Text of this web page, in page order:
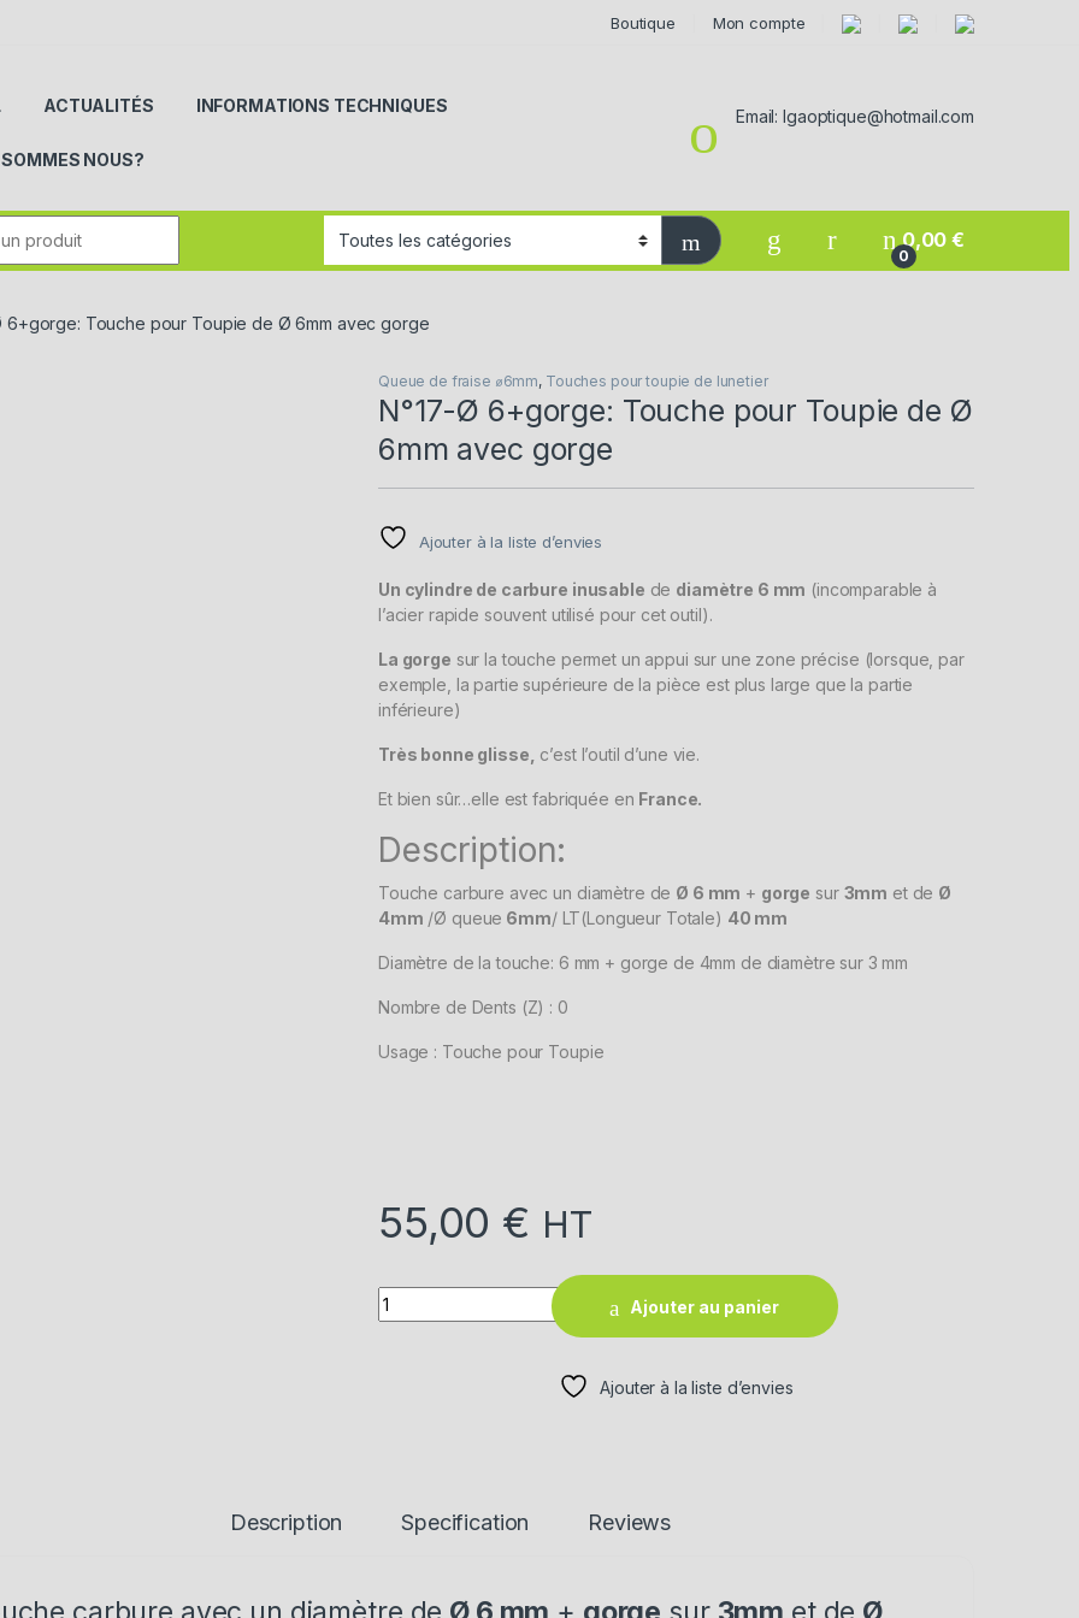
Boutique Mon compte
ACTUALITÉS INFORMATIONS TECHNIQUES
SOMMES NOUS?
Email: lgaoptique@hotmail.com
0
0,00€
6+gorge: Touche pour Toupie de Ø 6mm avec gorge
Queue de fraise ⌀6mm, Touches pour toupie de lunetier
N°17-Ø 6+gorge: Touche pour Toupie de Ø
6mm avec gorge
Ajouter à la liste d’envies
Un cylindre de carbure inusable de diamètre 6 mm (incomparable à
l’acier rapide souvent utilisé pour cet outil).
La gorge sur la touche permet un appui sur une zone précise (lorsque, par
exemple, la partie supérieure de la pièce est plus large que la partie
inférieure)
Très bonne glisse, c’est l’outil d’une vie.
Et bien sûr…elle est fabriquée en France.
Description:
Touche carbure avec un diamètre de Ø 6 mm + gorge sur 3mm et de Ø
4mm /Ø queue 6mm/ LT(Longueur Totale) 40 mm
Diamètre de la touche: 6 mm + gorge de 4mm de diamètre sur 3 mm
Nombre de Dents (Z) : 0
Usage : Touche pour Toupie
55,00 € HT
Quantity
Ajouter au panier
Ajouter à la liste d’envies
Description Specification Reviews